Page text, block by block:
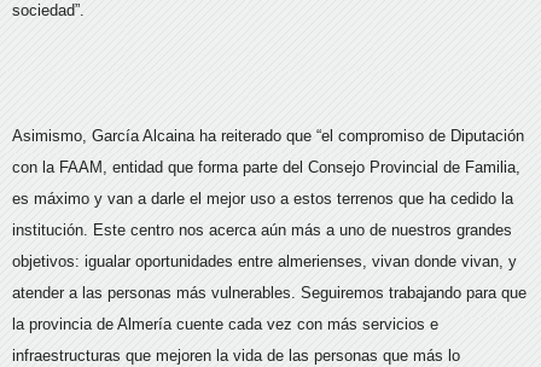
sociedad”.
Asimismo, García Alcaina ha reiterado que “el compromiso de Diputación
con la FAAM, entidad que forma parte del Consejo Provincial de Familia,
es máximo y van a darle el mejor uso a estos terrenos que ha cedido la
institución. Este centro nos acerca aún más a uno de nuestros grandes
objetivos: igualar oportunidades entre almerienses, vivan donde vivan, y
atender a las personas más vulnerables. Seguiremos trabajando para que
la provincia de Almería cuente cada vez con más servicios e
infraestructuras que mejoren la vida de las personas que más lo